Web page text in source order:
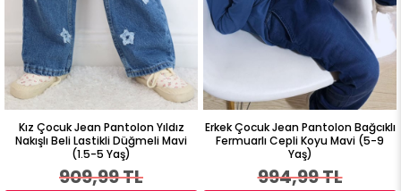
Kız Çocuk Jean Pantolon Yıldız
Nakışlı Beli Lastikli Düğmeli Mavi
(1.5-5 Yaş)
909,99 TL
Erkek Çocuk Jean Pantolon Bağcıklı
Fermuarlı Cepli Koyu Mavi (5-9
Yaş)
994,99 TL